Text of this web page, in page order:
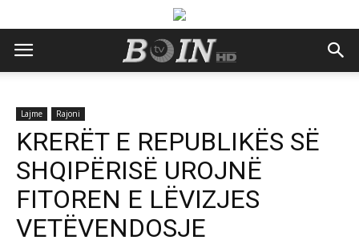
Lajme Rajoni
KRERËT E REPUBLIKËS SË
SHQIPËRISË UROJNË
FITOREN E LËVIZJES
VETËVENDOSJE